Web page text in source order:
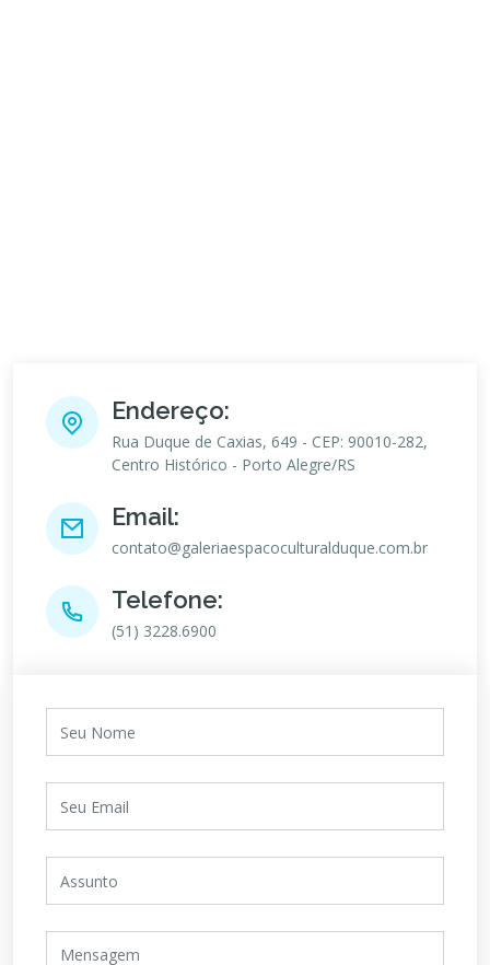
Endereço:
Rua Duque de Caxias, 649 - CEP: 90010-282,
Centro Histórico - Porto Alegre/RS
Email:
contato@galeriaespacoculturalduque.com.br
Telefone:
(51) 3228.6900